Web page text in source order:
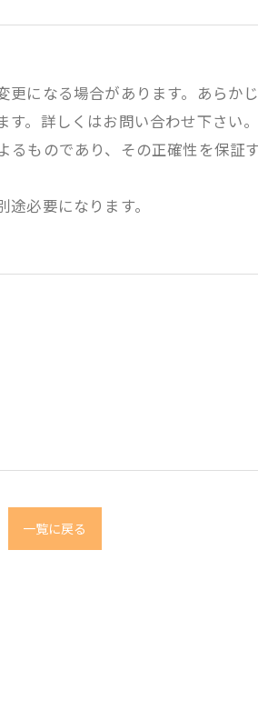
になる場合があります。あらか
。詳しくはお問い合わせ下さい。
ものであり、その正確性を保証
必要になります。
一覧に戻る